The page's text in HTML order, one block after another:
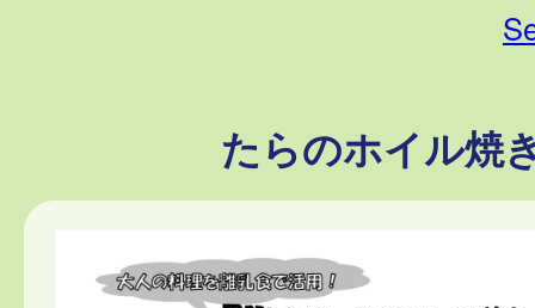
たらのホイル焼